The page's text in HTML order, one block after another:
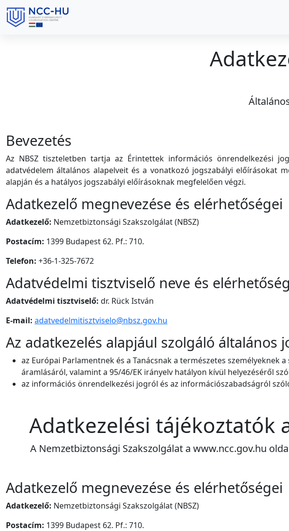
Bevezetés
Az NBSZ tiszteletben tartja az Érintettek információs önrendelkezési
adatvédelem általános alapelveit és a vonatkozó jogszabályi előírásokat
alapján és a hatályos jogszabályi előírásoknak megfelelően végzi.
Adatkezelő megnevezése és elérhetőségei
Adatkezelő: Nemzetbiztonsági Szakszolgálat (NBSZ)
Postacím: 1399 Budapest 62. Pf.: 710.
Telefon: +36-1-325-7672
Adatvédelmi tisztviselő neve és
Adatvédelmi tisztviselő: dr. Rück István
E-mail: adatvedelmitisztviselo@nbsz.gov.hu
Az adatkezelés alapjául szolgáló általános
az Európai Parlamentnek és a Tanácsnak a természetes
áramlásáról, valamint a 95/46/EK irányelv hatályon kívül helyezéséről
az információs önrendelkezési jogról és az információszabadságról
Adatkezelési tájékoztatók
A Nemzetbiztonsági Szakszolgálat a www.ncc.gov.hu
Adatkezelő megnevezése és elérhetőségei
Adatkezelő: Nemzetbiztonsági Szakszolgálat (NBSZ)
Postacím: 1399 Budapest 62. Pf.: 710.